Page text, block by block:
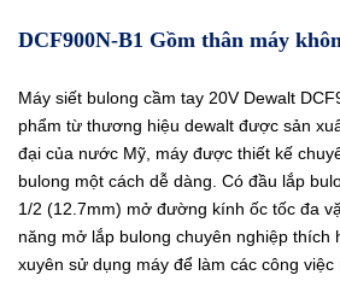
DCF900N-B1 Gồm thân máy
Máy siết bulong cầm tay 20V Dewalt
phẩm từ thương hiệu dewalt được sản
đại của nước Mỹ, máy được thiết kế
bulong một cách dễ dàng. Có đầu lắp
1/2 (12.7mm) mở đường kính ốc tốc đa
năng mở lắp bulong chuyên nghiệp thích
xuyên sử dụng máy để làm các công